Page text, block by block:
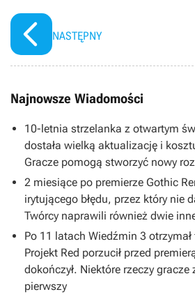
NASTĘPNY
Najnowsze Wiadomości
10-letnia strzelanka z otwartym
dostała wielką aktualizację i
Gracze pomogą stworzyć nowy
2 miesiące po premierze Gothic
irytującego błędu, przez który nie
Twórcy naprawili również dwie
Po 11 latach Wiedźmin 3
Projekt Red porzucił przed
dokończył. Niektóre rzeczy
pierwszy